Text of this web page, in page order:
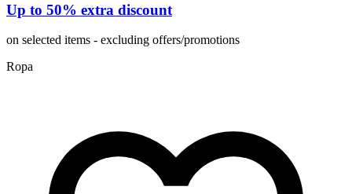
Up to 50% extra discount
on selected items - excluding offers/promotions
Ropa